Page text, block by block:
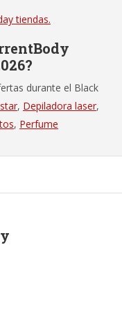
tiendas.
durante el Black
, Depiladora laser,
, Perfume